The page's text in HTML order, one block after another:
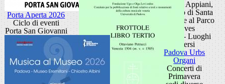
Giardino Appiani,
al Roseto di Santa
Giustina e al Parco
Treves
Padova - Luoghi
diversi
Porta Aperta 2026
Ciclo di eventi
Porta San Giovanni
Padova Urbs
Organi
Concerti di
Primavera